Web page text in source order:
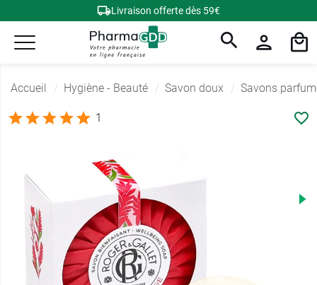
Livraison offerte dès 59€
Accueil Hygiène - Beauté Savon doux Savons
1